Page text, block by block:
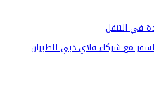
في التنقل
مع شركاء فلاي دبي للطيران